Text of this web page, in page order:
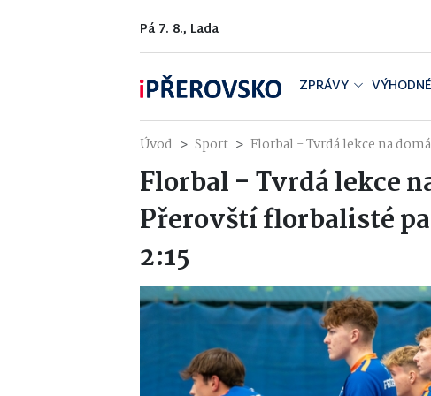
Pá 7. 8., Lada
ZPRÁVY
Úvod Sport Florbal - Tvrdá lekce na
Florbal - Tvrdá lekce
Přerovští florbalisté
2:15